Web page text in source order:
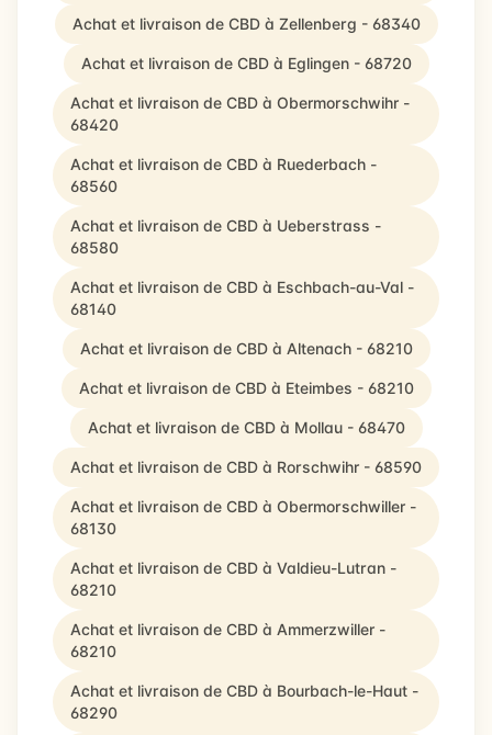
Achat et livraison de CBD à Zellenberg - 68340
Achat et livraison de CBD à Eglingen - 68720
Achat et livraison de CBD à Obermorschwihr -
68420
Achat et livraison de CBD à Ruederbach -
68560
Achat et livraison de CBD à Ueberstrass -
68580
Achat et livraison de CBD à Eschbach-au-Val -
68140
Achat et livraison de CBD à Altenach - 68210
Achat et livraison de CBD à Eteimbes - 68210
Achat et livraison de CBD à Mollau - 68470
Achat et livraison de CBD à Rorschwihr - 68590
Achat et livraison de CBD à Obermorschwiller -
68130
Achat et livraison de CBD à Valdieu-Lutran -
68210
Achat et livraison de CBD à Ammerzwiller -
68210
Achat et livraison de CBD à Bourbach-le-Haut -
68290